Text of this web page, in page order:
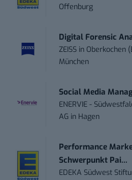
Offenburg
Digital Forensic
ZEISS in Oberkochen
München
Social Media
ENERVIE -
AG in Hagen
Performance
Schwerpunkt Pai...
EDEKA Südwest